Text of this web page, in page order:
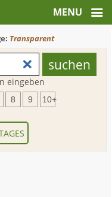
Transparent
eingeben
8 9 10+